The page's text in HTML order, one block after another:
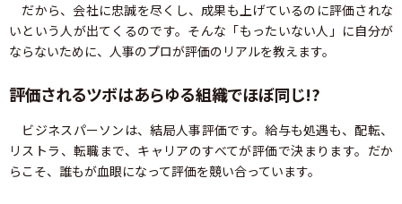
だから、会社に忠誠を尽くし、成果も上げているのに評価されな
いという人が出てくるのです。そんな「もったいない人」に自分が
ならないために、人事のプロが評価のリアルを教えます。
評価されるツボはあらゆる組織でほぼ同じ!?
ビジネスパーソンは、結局人事評価です。給与も処遇も、配転、
リストラ、転職まで、キャリアのすべてが評価で決まります。だか
らこそ、誰もが血眼になって評価を競い合っています。